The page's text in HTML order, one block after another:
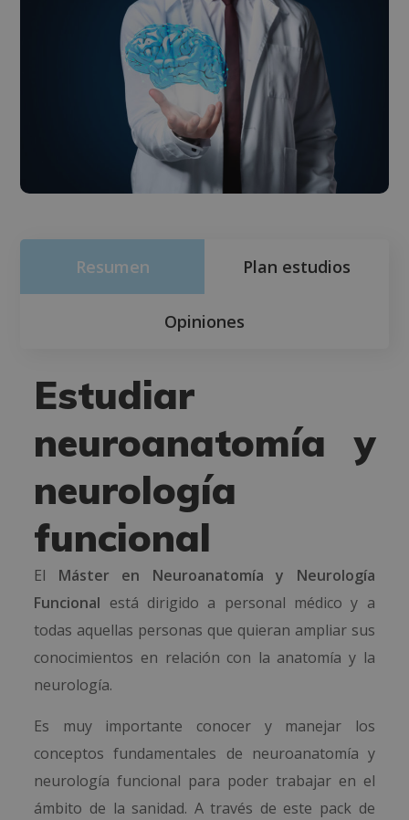
Resumen Plan estudios
Opiniones
Estudiar
neuroanatomía y
neurología
funcional
El Máster en Neuroanatomía y Neurología
Funcional está dirigido a personal médico y a
todas aquellas personas que quieran ampliar sus
conocimientos en relación con la anatomía y la
neurología.
Es muy importante conocer y manejar los
conceptos fundamentales de neuroanatomía y
neurología funcional para poder trabajar en el
ámbito de la sanidad. A través de este pack de